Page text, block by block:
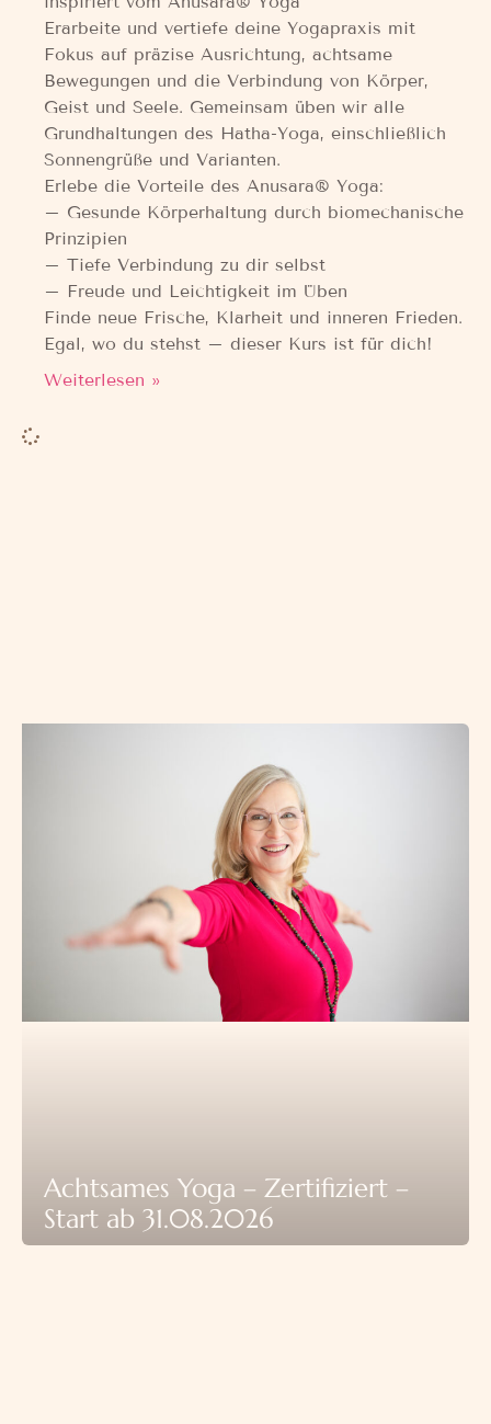
Erarbeite und vertiefe deine Yogapraxis mit
Fokus auf präzise Ausrichtung, achtsame
Bewegungen und die Verbindung von Körper,
Geist und Seele. Gemeinsam üben wir alle
Grundhaltungen des Hatha-Yoga, einschließlich
Sonnengrüße und Varianten.
Erlebe die Vorteile des Anusara® Yoga:
– Gesunde Körperhaltung durch biomechanische
Prinzipien
– Tiefe Verbindung zu dir selbst
– Freude und Leichtigkeit im Üben
Finde neue Frische, Klarheit und inneren Frieden.
Egal, wo du stehst – dieser Kurs ist für dich!
Weiterlesen »
Achtsames Yoga – Zertifiziert –
Start ab 31.08.2026